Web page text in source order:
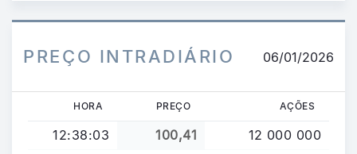
PREÇO INTRADIÁRIO 06/01/2026
HORA PREÇO AÇÕES
12:38:03 100,41 12 000 000